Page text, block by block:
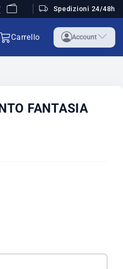
Spedizioni 24/48h
Carrello Account
FANTASIA